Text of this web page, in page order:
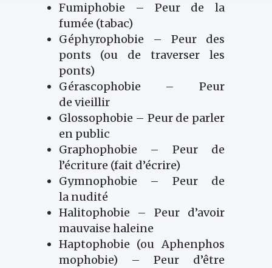
Fumiphobie – Peur de la
fumée (tabac)
Géphyrophobie – Peur des
ponts (ou de traverser les
ponts)
Gérascophobie – Peur
de vieillir
Glossophobie – Peur de parler
en public
Graphophobie – Peur de
l’écriture (fait d’écrire)
Gymnophobie – Peur de
la nudité
Halitophobie – Peur d’avoir
mauvaise haleine
Haptophobie (ou Aphenphos
mophobie) – Peur d’être